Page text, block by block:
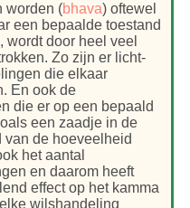
worden (bhava) oftewel
een bepaalde toestand
wordt door heel veel
Zo zijn er licht-
die elkaar
En ook de
die er op een bepaald
een zaadje in de
de hoeveelheid
het aantal
en daarom heeft
effect op het kamma
wilshandeling